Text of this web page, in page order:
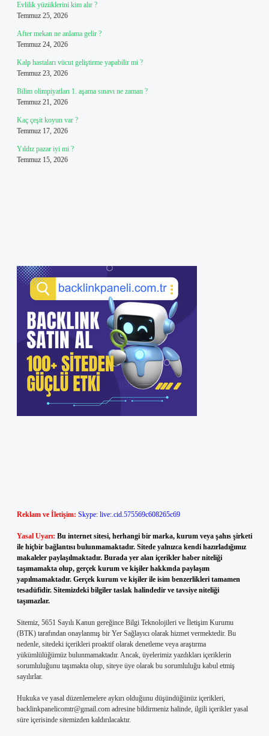
Evlilik yüzüklerini kim alır ?
Temmuz 25, 2026
After mekan ne anlama gelir ?
Temmuz 24, 2026
Kalp hastaları vücut geliştirme yapabilir mi ?
Temmuz 23, 2026
Bilim olimpiyatları 1. aşama sınavı ne zaman ?
Temmuz 21, 2026
Kaç çeşit koyun var ?
Temmuz 17, 2026
Yıldız pazar iyi mi ?
Temmuz 15, 2026
Reklam ve İletişim: Skype: live:.cid.575569c608265c69
Yasal Uyarı: Bu internet sitesi, herhangi bir marka, kurum veya şahıs şirketi
ile hiçbir bağlantısı bulunmamaktadır. Sitede yalnızca kendi hazırladığımız
makaleler paylaşılmaktadır. Burada yer alan içerikler haber niteliği
taşımamakta olup, gerçek kurum ve kişiler hakkında paylaşım
yapılmamaktadır. Gerçek kurum ve kişiler ile isim benzerlikleri tamamen
tesadüfidir. Sitemizdeki bilgiler taslak halindedir ve tavsiye niteliği
taşımazlar.
Sitemiz, 5651 Sayılı Kanun gereğince Bilgi Teknolojileri ve İletişim Kurumu
(BTK) tarafından onaylanmış bir Yer Sağlayıcı olarak hizmet vermektedir. Bu
nedenle, sitedeki içerikleri proaktif olarak denetleme veya araştırma
yükümlülüğümüz bulunmamaktadır. Ancak, üyelerimiz yazdıkları içeriklerin
sorumluluğunu taşımakta olup, siteye üye olarak bu sorumluluğu kabul etmiş
sayılırlar.
Hukuka ve yasal düzenlemelere aykırı olduğunu düşündüğünüz içerikleri,
backlinkpanelicomtr@gmail.com adresine bildirmeniz halinde, ilgili içerikler yasal
süre içerisinde sitemizden kaldırılacaktır.